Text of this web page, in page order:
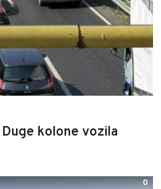
kolone vozila
0